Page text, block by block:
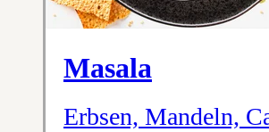
Masala
Erbsen, Mandeln,